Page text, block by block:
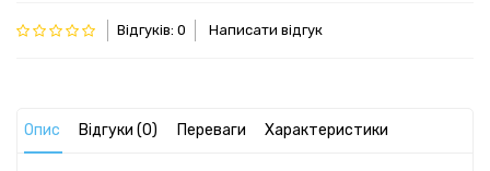
Відгуків: 0 Написати відгук
Опис Відгуки (0) Переваги Характеристики